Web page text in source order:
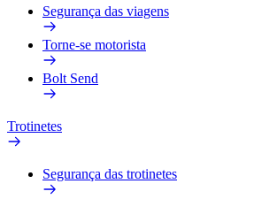
Segurança das viagens
Torne-se motorista
Bolt Send
Trotinetes
Segurança das trotinetes